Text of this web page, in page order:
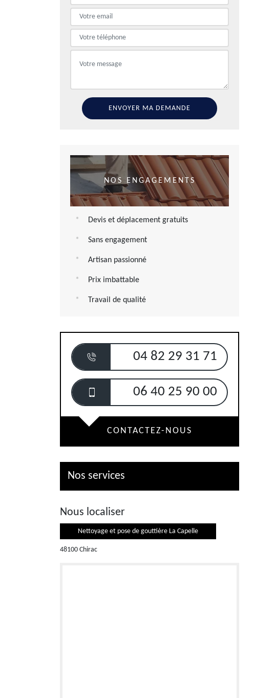
NOS ENGAGEMENTS
Devis et déplacement gratuits
Sans engagement
Artisan passionné
Prix imbattable
Travail de qualité
04 82 29 31 71
06 40 25 90 00
CONTACTEZ-NOUS
Nos services
Nous localiser
Nettoyage et pose de gouttière La Capelle
48100 Chirac